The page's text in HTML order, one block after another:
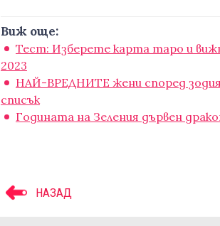
Виж още:
Тест: Изберете карта таро и
2023
НАЙ-ВРЕДНИТЕ жени според
списък
Годината на Зеления дървен
НАЗАД